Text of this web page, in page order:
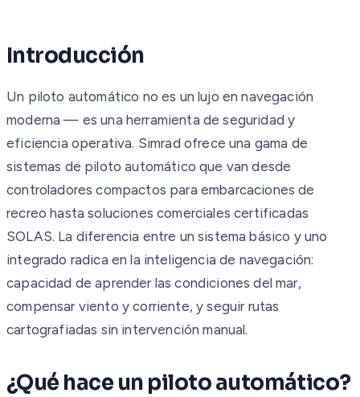
Introducción
Un piloto automático no es un lujo en navegación
moderna — es una herramienta de seguridad y
eficiencia operativa. Simrad ofrece una gama de
sistemas de piloto automático que van desde
controladores compactos para embarcaciones de
recreo hasta soluciones comerciales certificadas
SOLAS. La diferencia entre un sistema básico y uno
integrado radica en la inteligencia de navegación:
capacidad de aprender las condiciones del mar,
compensar viento y corriente, y seguir rutas
cartografiadas sin intervención manual.
¿Qué hace un piloto automático?